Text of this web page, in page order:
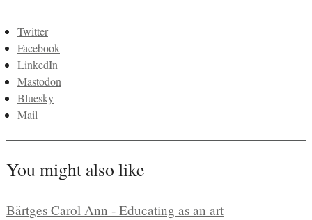
Twitter
Facebook
LinkedIn
Mastodon
Bluesky
Mail
You might also like
Bärtges Carol Ann - Educating as an art